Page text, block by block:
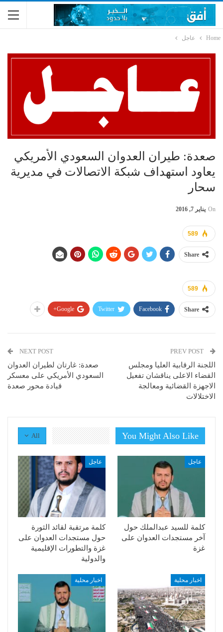
Home عاجل
صعدة: طيران العدوان السعودي الأمريكي
يعاود استهداف شبكة الاتصالات في مديرية
سحار
On يناير 7, 2016
589
Share
589
Share
Facebook
Twitter
Google+
اللجنة الرقابية العليا ومجلس
القضاء الاعلى يناقشان تفعيل
الاجهزة القضائية ومعالجة
الاختلالات
NEXT POST
صعدة: غارتان لطيران العدوان
السعودي الأمريكي على معسكر
قيادة محور صعدة
All You Might Also Like
عاجل
كلمة للسيد عبدالملك حول
آخر مستجدات العدوان على
غزة
عاجل
كلمة مرتقبة لقائد الثورة
حول مستجدات العدوان على
غزة والتطورات الإقليمية
والدولية
اخبار محلية اخبار محلية